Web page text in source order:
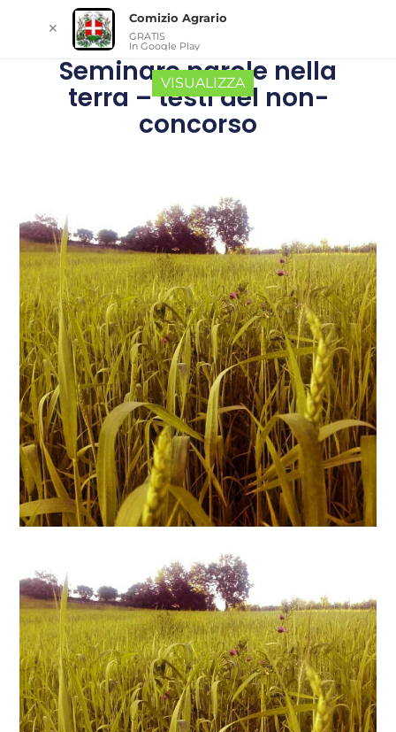
Seminare parole nella
terra – testi del non-
concorso
✕
Comizio Agrario
GRATIS
In Google Play
VISUALIZZA